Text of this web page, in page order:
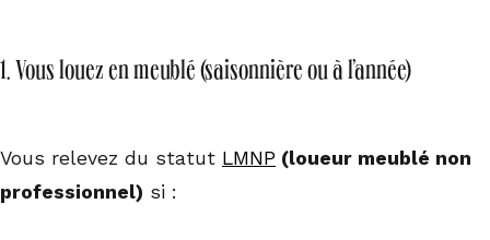
1. Vous louez en meublé (saisonnière ou à l’année)
Vous relevez du statut LMNP (loueur meublé non
professionnel) si :